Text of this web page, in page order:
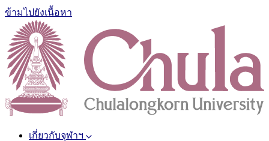
ข้ามไปยังเนื้อหา
เกี่ยวกับจุฬาฯ